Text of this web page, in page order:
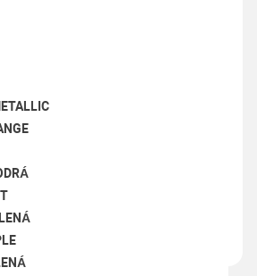
- May GREEN - 1000 g
ks